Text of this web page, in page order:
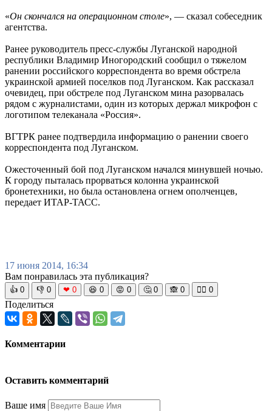
«Он скончался на операционном столе», — сказал собеседник
агентства.
Ранее руководитель пресс-службы Луганской народной
республики Владимир Иногородский сообщил о тяжелом
ранении российского корреспондента во время обстрела
украинской армией поселков под Луганском. Как рассказал
очевидец, при обстреле под Луганском мина разорвалась
рядом с журналистами, один из которых держал микрофон с
логотипом телеканала «Россия».
ВГТРК ранее подтвердила информацию о ранении своего
корреспондента под Луганском.
Ожесточенный бой под Луганском начался минувшей ночью.
К городу пыталась прорваться колонна украинской
бронетехники, но была остановлена огнем ополченцев,
передает ИТАР-ТАСС.
17 июня 2014, 16:34
Вам понравилась эта публикация?
👍 0 👎 0 ❤ 0 😆 0 😡 0 🤔 0 🙈 0 🧘‍♀️ 0
Поделиться
Комментарии
Оставить комментарий
Ваше имя